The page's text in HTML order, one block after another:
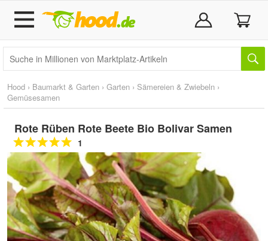
Hood › Baumarkt & Garten › Garten › Sämereien & Zwiebeln ›
Gemüsesamen
Rote Rüben Rote Beete Bio Bolivar Samen
1